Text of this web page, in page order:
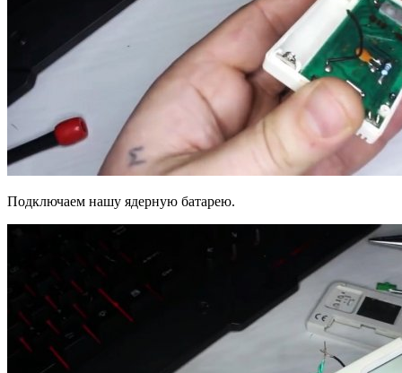
Подключаем нашу ядерную батарею.